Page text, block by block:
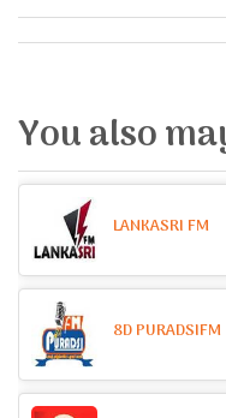
You also
LANKASRI FM
8D PURADSIFM